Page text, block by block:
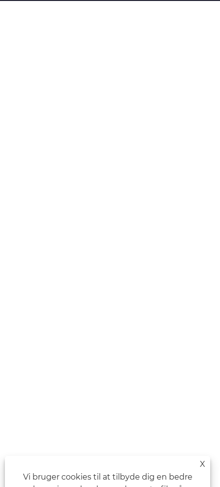
X
Vi bruger cookies til at tilbyde dig en bedre